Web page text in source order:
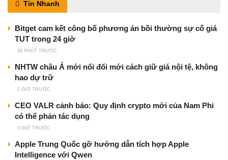
Tin Nhanh
Bitget cam kết công bố phương án bồi thường sự cố giá
TUT trong 24 giờ
50 PHÚT TRƯỚC
NHTW châu Á mới nổi đổi mới cách giữ giá nội tệ, không
hao dự trữ
2 GIỜ TRƯỚC
CEO VALR cảnh báo: Quy định crypto mới của Nam Phi
có thể phản tác dụng
3 GIỜ TRƯỚC
Apple Trung Quốc gỡ hướng dẫn tích hợp Apple
Intelligence với Qwen